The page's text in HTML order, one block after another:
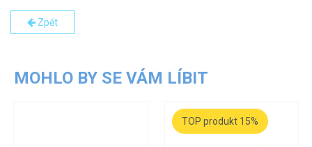
Zpět
MOHLO BY SE VÁM LÍBIT
TOP produkt 15%